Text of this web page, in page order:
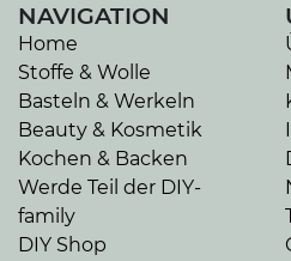
NAVIGATION
Home
Stoffe & Wolle
Basteln & Werkeln
Beauty & Kosmetik
Kochen & Backen
Werde Teil der DIY-
family
DIY Shop